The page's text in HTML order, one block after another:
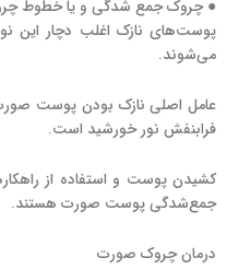
● چروک جمع شدگی و یا خطوط
پوست‌های نازک اغلب دچار
می‌شوند.
عامل اصلی نازک بودن پوست
فرابنفش نور خورشید است.
کشیدن پوست و استفاده از
جمع‌شدگی پوست صورت هستند.
درمان چروک صورت